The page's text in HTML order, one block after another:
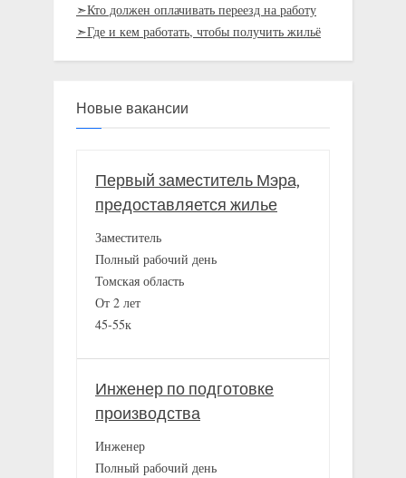
➣Кто должен оплачивать переезд на работу
➣Где и кем работать, чтобы получить жильё
Новые вакансии
Первый заместитель Мэра,
предоставляется жилье
Заместитель
Полный рабочий день
Томская область
От 2 лет
45-55к
Инженер по подготовке
производства
Инженер
Полный рабочий день